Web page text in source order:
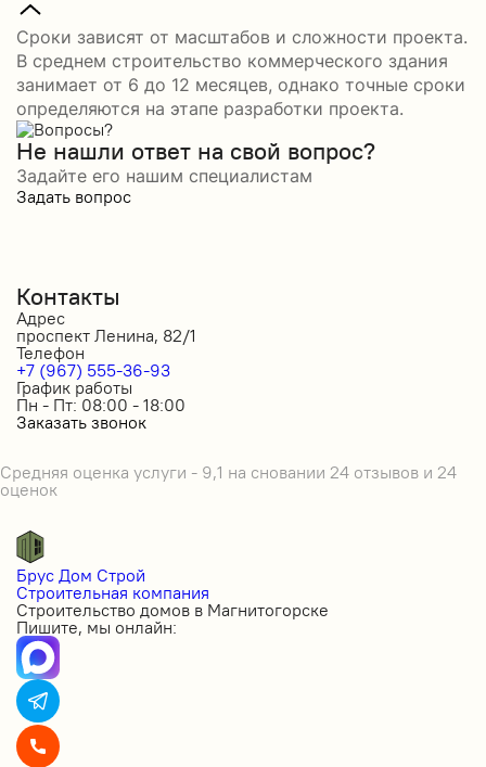
Сроки зависят от масштабов и сложности проекта.
В среднем строительство коммерческого здания
занимает от 6 до 12 месяцев, однако точные сроки
определяются на этапе разработки проекта.
Не нашли ответ на свой вопрос?
Задайте его нашим специалистам
Задать вопрос
Контакты
Адрес
проспект Ленина, 82/1
Телефон
+7 (967) 555-36-93
График работы
Пн - Пт: 08:00 - 18:00
Заказать звонок
Средняя оценка услуги - 9,1 на сновании 24 отзывов и 24
оценок
Брус Дом Строй
Строительная компания
Строительство домов в Магнитогорске
Пишите, мы онлайн: